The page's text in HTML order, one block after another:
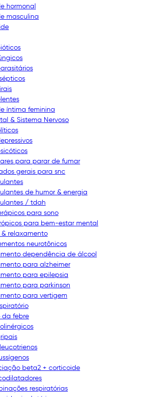
hormonal
masculina
íntima feminina
& Sistema Nervoso
para parar de fumar
gerais para snc
de humor & energia
/ tdah
para sono
para bem-estar mental
& relaxamento
neurotônicos
dependência de álcool
para alzheimer
para epilepsia
para parkinson
para vertigem
da febre
beta2 + corticoide
respiratórias